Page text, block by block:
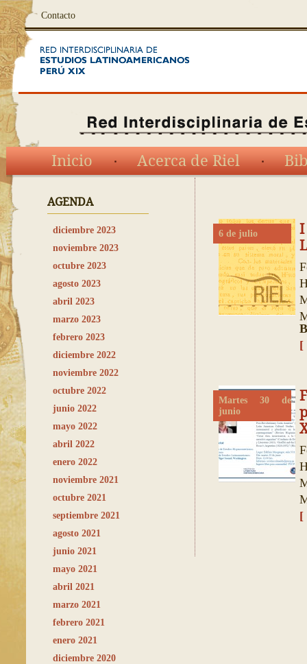
Contacto
Inicio Acerca de Riel
AGENDA
diciembre 2023
noviembre 2023
octubre 2023
agosto 2023
abril 2023
marzo 2023
febrero 2023
diciembre 2022
noviembre 2022
octubre 2022
junio 2022
mayo 2022
abril 2022
enero 2022
noviembre 2021
octubre 2021
septiembre 2021
agosto 2021
junio 2021
mayo 2021
abril 2021
marzo 2021
febrero 2021
enero 2021
diciembre 2020
6 de julio
[
Martes 30 de
junio
[